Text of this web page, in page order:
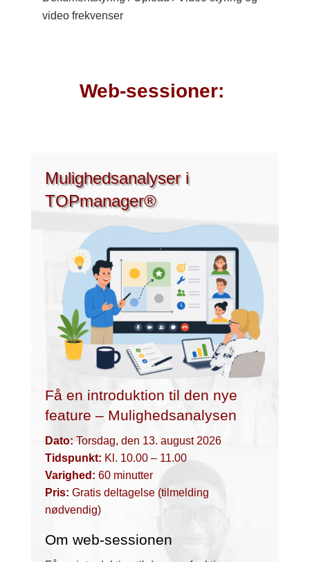
video frekvenser
Web-sessioner:
Mulighedsanalyser i
TOPmanager®
Få en introduktion til den nye
feature – Mulighedsanalysen
Dato: Torsdag, den 13. august 2026
Tidspunkt: Kl. 10.00 – 11.00
Varighed: 60 minutter
Pris: Gratis deltagelse (tilmelding
nødvendig)
Om web-sessionen